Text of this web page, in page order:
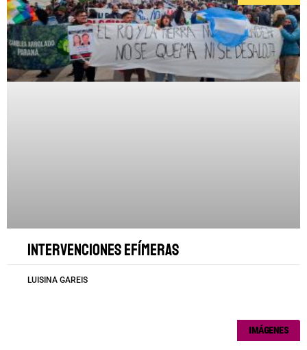
Intervenciones efímeras
LUISINA GAREIS
IMÁGENES